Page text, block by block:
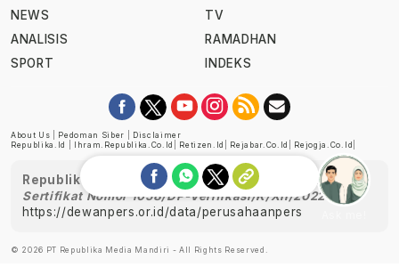
NEWS
ANALISIS
SPORT
TV
RAMADHAN
INDEKS
About Us Pedoman Siber
Disclaimer
Republika.id
Ihram.republika.co.id Retizen.id Rejabar.co.id Rejogja.co.id
Republika telah diverifikasi oleh Dewan Pers
Sertifikat Nomor 1058/DP-Verifikasi/K/XII/2022
https://dewanpers.or.id/data/perusahaanpers
© 2026 PT Republika Media Mandiri - All Rights Reserved.